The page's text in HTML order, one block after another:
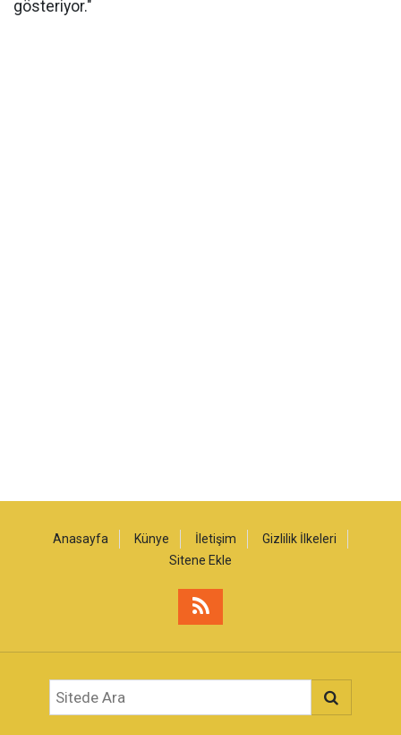
gösteriyor."
Anasayfa Künye İletişim
Gizlilik İlkeleri
Sitene Ekle